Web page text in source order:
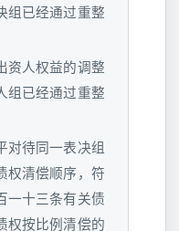
组已经通过重整
资人权益的调整
组已经通过重整
对待同一表决组
权清偿顺序，符
一十三条有关债
权按比例清偿的